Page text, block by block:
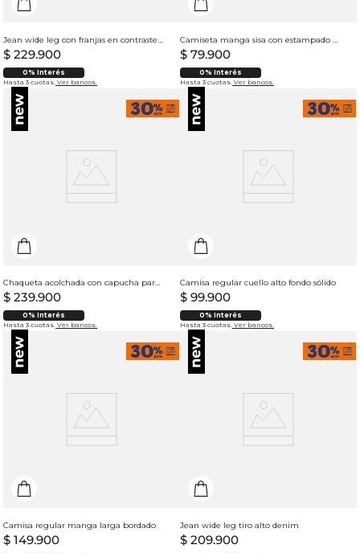
Jean wide leg con franjas en contraste para mujer
$ 229.900
0% Interés
Hasta 3 cuotas. Ver bancos.
Camiseta manga sisa con estampado localizado para mujer
$ 79.900
0% Interés
Hasta 3 cuotas. Ver bancos.
Chaqueta acolchada con capucha para mujer
$ 239.900
0% Interés
Hasta 3 cuotas. Ver bancos.
Camisa regular cuello alto fondo sólido
$ 99.900
0% Interés
Hasta 3 cuotas. Ver bancos.
Camisa regular manga larga bordado
$ 149.900
Jean wide leg tiro alto denim
$ 209.900